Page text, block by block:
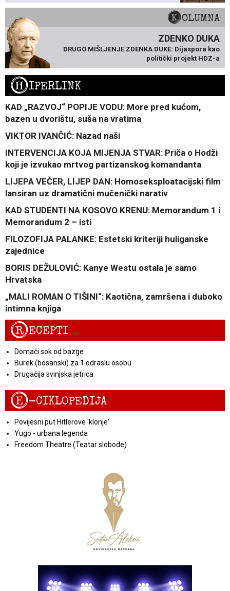
KOLUMNA
ZDENKO DUKA
DRUGO MIŠLJENJE ZDENKA DUKE: Dijaspora kao
politički projekt HDZ-a
HIPERLINK
KAD „RAZVOJ“ POPIJE VODU: More pred kućom,
bazen u dvorištu, suša na vratima
VIKTOR IVANČIĆ: Nazad naši
INTERVENCIJA KOJA MIJENJA STVAR: Priča o Hodži
koji je izvukao mrtvog partizanskog komandanta
LIJEPA VEČER, LIJEP DAN: Homoseksploatacijski film
lansiran uz dramatični mučenički narativ
KAD STUDENTI NA KOSOVO KRENU: Memorandum 1 i
Memorandum 2 – isti
FILOZOFIJA PALANKE: Estetski kriteriji huliganske
zajednice
BORIS DEŽULOVIĆ: Kanye Westu ostala je samo
Hrvatska
„MALI ROMAN O TIŠINI“: Kaotična, zamršena i duboko
intimna knjiga
RECEPTI
Domaći sok od bazge
Burek (bosanski) za 1 odraslu osobu
Drugačija svinjska jetrica
E-CIKLOPEDIJA
Povijesni put Hitlerove 'klonje'
Yugo - urbana legenda
Freedom Theatre (Teatar slobode)